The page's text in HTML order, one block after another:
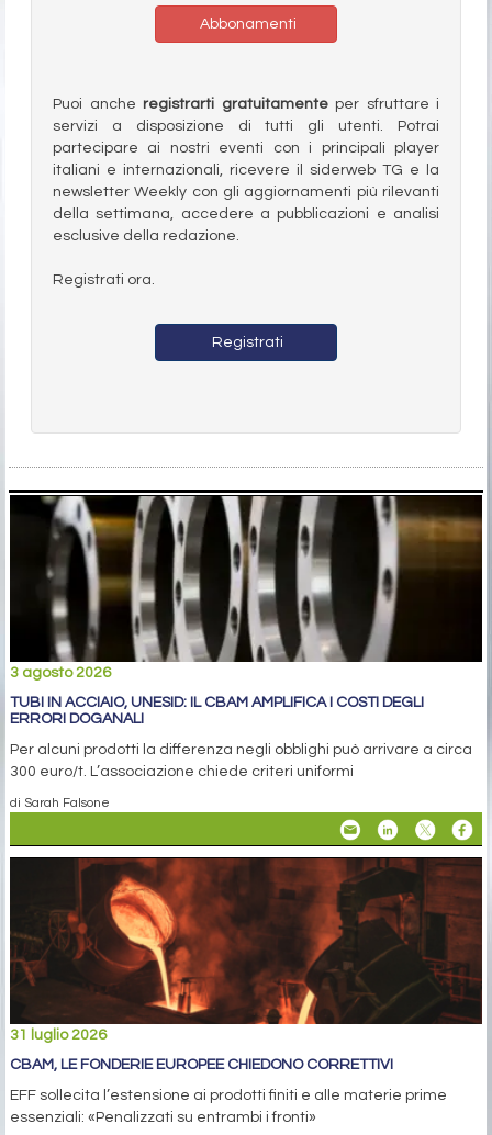
Abbonamenti
Puoi anche registrarti gratuitamenteper sfruttare i
servizi a disposizione di tutti gli utenti. Potrai
partecipare ai nostri eventi con i principali player
italiani e internazionali, ricevere il siderweb TG e la
newsletter Weekly con gli aggiornamenti più rilevanti
della settimana, accedere a pubblicazioni e analisi
esclusive della redazione.
Registrati ora.
Registrati
3 agosto 2026
TUBI IN ACCIAIO, UNESID: IL CBAM AMPLIFICA I COSTI DEGLI
ERRORI DOGANALI
Per alcuni prodotti la differenza negli obblighi può arrivare a circa
300 euro/t. L’associazione chiede criteri uniformi
di Sarah Falsone
31 luglio 2026
CBAM, LE FONDERIE EUROPEE CHIEDONO CORRETTIVI
EFF sollecita l’estensione ai prodotti finiti e alle materie prime
essenziali: «Penalizzati su entrambi i fronti»